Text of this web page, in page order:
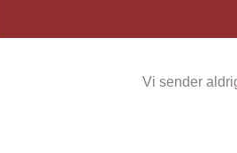
Vi sender